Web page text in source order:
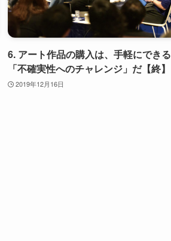
6. アート作品の購入は、手軽にできる
「不確実性へのチャレンジ」だ【終】
2019年12月16日